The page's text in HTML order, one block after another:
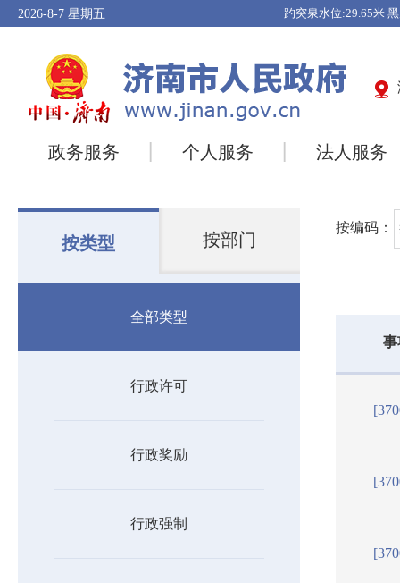
2026-8-7 星期五
政务服务 个人服务 法人服务
按类型 按部门
全部类型
行政许可
行政奖励
行政强制
按编码：
事